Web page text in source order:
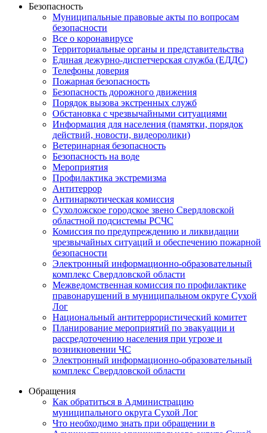
Безопасность
Муниципальные правовые акты по вопросам
безопасности
Все о коронавирусе
Территориальные органы и представительства
Единая дежурно-диспетчерская служба (ЕДДС)
Телефоны доверия
Пожарная безопасность
Безопасность дорожного движения
Порядок вызова экстренных служб
Обстановка с чрезвычайными ситуациями
Информация для населения (памятки, порядок
действий, новости, видеоролики)
Ветеринарная безопасность
Безопасность на воде
Мероприятия
Профилактика экстремизма
Антитеррор
Антинаркотическая комиссия
Сухоложское городское звено Свердловской
областной подсистемы РСЧС
Комиссия по предупреждению и ликвидации
чрезвычайных ситуаций и обеспечению пожарной
безопасности
Электронный информационно-образовательный
комплекс Cвердловской области
Межведомственная комиссия по профилактике
правонарушений в муниципальном округе Сухой
Лог
Национальный антитеррористический комитет
Планирование мероприятий по эвакуации и
рассредоточению населения при угрозе и
возникновении ЧС
Электронный информационно-образовательный
комплекс Свердловской области
Обращения
Как обратиться в Администрацию
муниципального округа Сухой Лог
Что необходимо знать при обращении в